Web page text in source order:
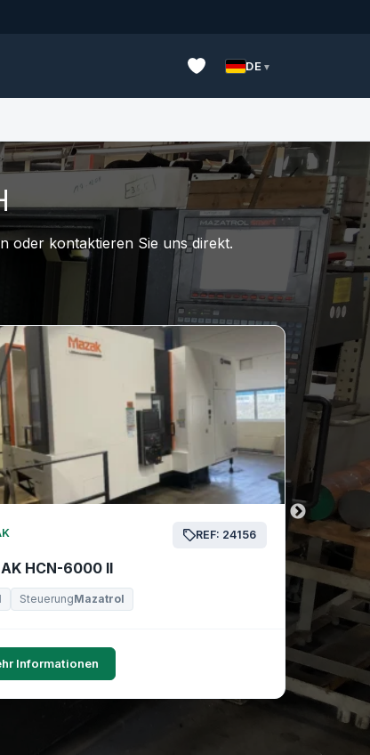
DE
oder kontaktieren Sie uns direkt.
REF: 24156
HCN-6000 II
SteuerungMazatrol
Informationen
MAZAK
2019
Mehr